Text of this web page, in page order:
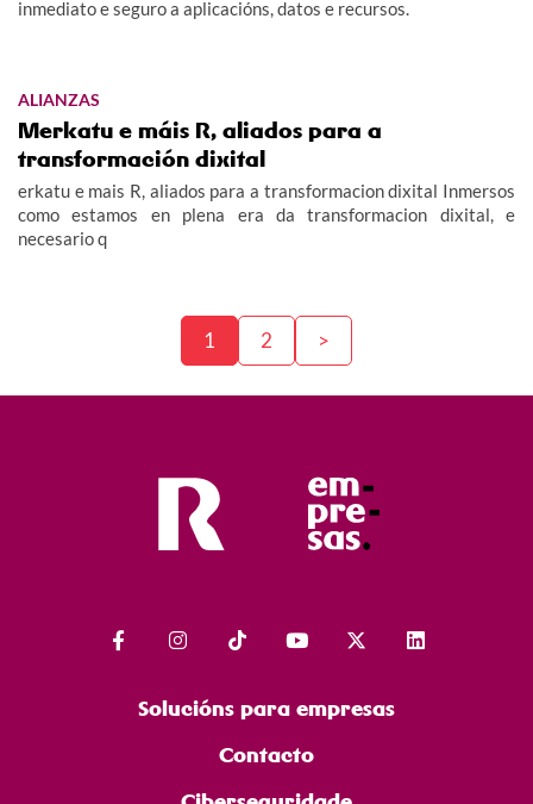
inmediato e seguro a aplicacións, datos e recursos.
ALIANZAS
Merkatu e máis R, aliados para a
transformación dixital
erkatu e mais R, aliados para a transformacion dixital Inmersos
como estamos en plena era da transformacion dixital, e
necesario q
1 2 >
Solucións para empresas
Contacto